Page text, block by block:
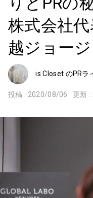
株式会社
越ジョー
is Closet のPRラ
投稿 : 2020/08/06 更新 :